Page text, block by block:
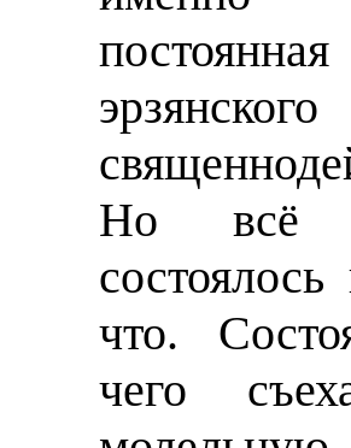
эрзянского
Но всё
что.
чего